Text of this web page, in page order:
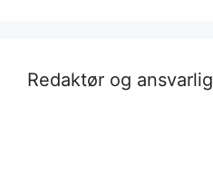
Redaktør og ansvarlig